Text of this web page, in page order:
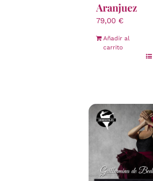
Aranjuez
79,00 €
Añadir al
carrito